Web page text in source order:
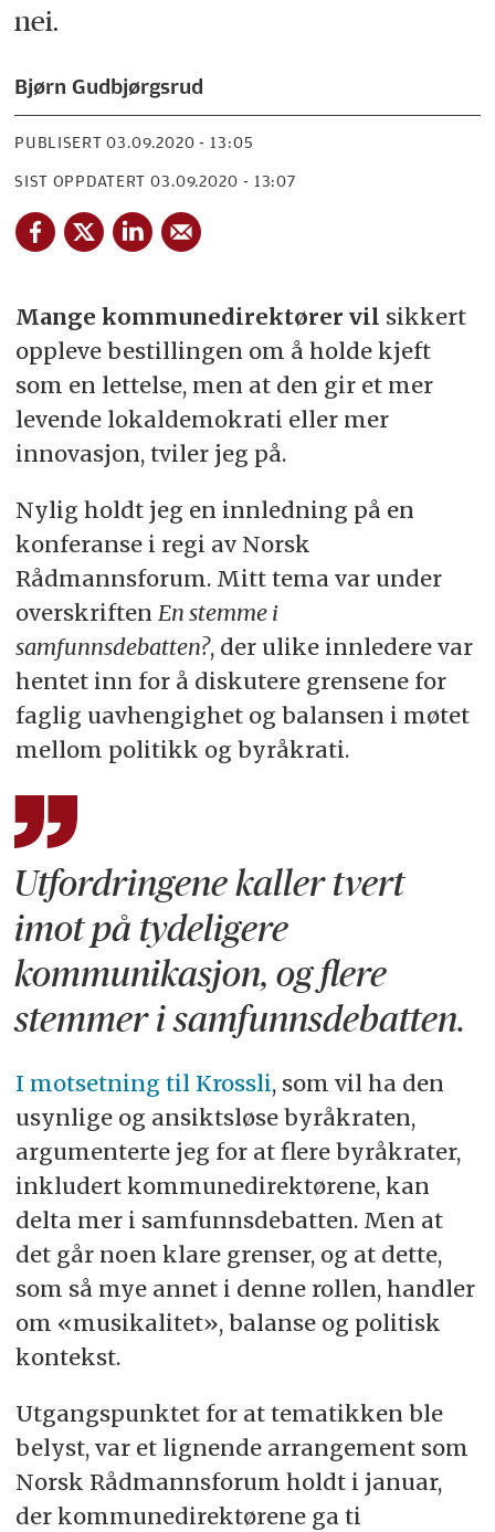
nei.
Bjørn Gudbjørgsrud
PUBLISERT 03.09.2020 - 13:05
SIST OPPDATERT 03.09.2020 - 13:07
Mange kommunedirektører vil sikkert
oppleve bestillingen om å holde kjeft
som en lettelse, men at den gir et mer
levende lokaldemokrati eller mer
innovasjon, tviler jeg på.
Nylig holdt jeg en innledning på en
konferanse i regi av Norsk
Rådmannsforum. Mitt tema var under
overskriften En stemme i
samfunnsdebatten?, der ulike innledere var
hentet inn for å diskutere grensene for
faglig uavhengighet og balansen i møtet
mellom politikk og byråkrati.
Utfordringene kaller tvert
imot på tydeligere
kommunikasjon, og flere
stemmer i samfunnsdebatten.
I motsetning til Krossli, som vil ha den
usynlige og ansiktsløse byråkraten,
argumenterte jeg for at flere byråkrater,
inkludert kommunedirektørene, kan
delta mer i samfunnsdebatten. Men at
det går noen klare grenser, og at dette,
som så mye annet i denne rollen, handler
om «musikalitet», balanse og politisk
kontekst.
Utgangspunktet for at tematikken ble
belyst, var et lignende arrangement som
Norsk Rådmannsforum holdt i januar,
der kommunedirektørene ga ti